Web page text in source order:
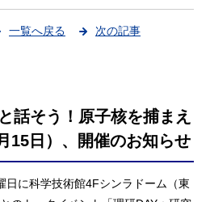
一覧へ戻る 次の記事
話そう！原子核を捕まえ
15日）、開催のお知らせ
日に科学技術館4Fシンラドーム（東